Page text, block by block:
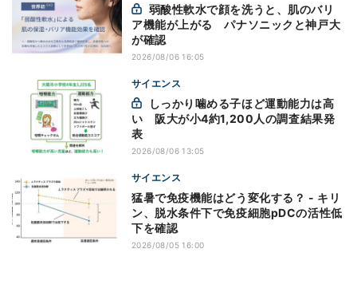
ア機能が上がる パナソニックと神戸大
が確認
2026/08/06 16:05
サイエンス
い 阪大が小4約1,200人の調査結果発
表
2026/08/06 13:05
サイエンス
猛暑で免疫機能はどう変化する？ - キリ
ン、脱水条件下で免疫細胞pDCの活性低
下を確認
2026/08/05 16:00